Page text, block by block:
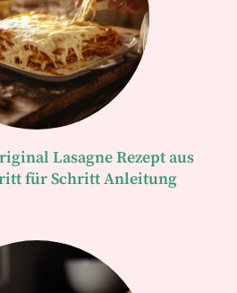
Lasagne Rezept aus
für Schritt Anleitung